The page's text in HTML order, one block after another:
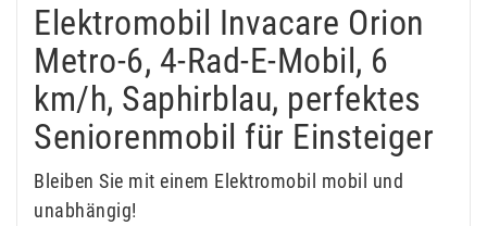
Elektromobil Invacare Orion
Metro-6, 4-Rad-E-Mobil, 6
km/h, Saphirblau, perfektes
Seniorenmobil für Einsteiger
Bleiben Sie mit einem Elektromobil mobil und
unabhängig!